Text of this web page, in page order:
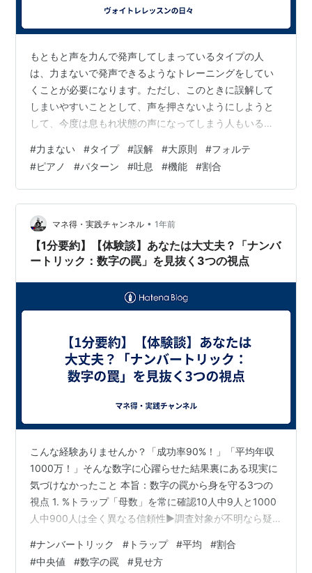
もともと声を力んで発声してしまっているタイプの人
は、力まないで発声できるようなトレーニングをしてい
くことが必要になります。ただし、このときに誤解して
しまいやすいこととして、声を押さないようにしようと
して、今度は息もれ状態の声になってしまう人もいるよ
で、口の中の空間は無理せず広く保ち、力まずしっかり
と楽器が鳴るところでしゃべるということです。 これは
フォルテであってもピアノであっても、さまざまな強弱
に対応できる状態で出すためにも必要なことです。息も
れ声になってしまう人に考えられるパターンは、支えが
機能していない、口の中に充分な空間が保てていない、
…
#力まない #タイプ #誤解 #大原則 #フォルテ
#ピアノ #パターン #吐息 #機能 #割合
マネ得・実践チャンネル • 1年前
【1分要約】【体験談】あなたは大丈夫？「ナンバ
ートリック：数字の罠」を見抜く3つの視点
こんな経験ありませんか？「成功率90%！」「平均年収
1000万！」そんな数字に心躍らせた結果裏にある現実に
気づけなかったこと 本旨：数字の罠から身を守る3つの
視点 1. %トラップ「母数」を常に確認10人中9人と1000
人中900人は全く異なる信頼性▶調査対象が不明なら疑
2. 平均トラップ極端な値に引きずられる特性中央値（真
ん中の値）を併用し真の傾向を見抜く▶年収例：9人が
#ナンバートリック # トラップ #平均 #割合
#中央値 #数字の罠 #見せ方